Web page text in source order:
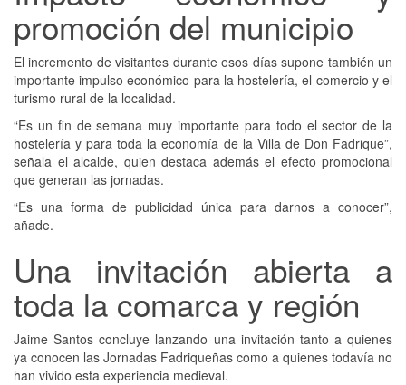
promoción del municipio
El incremento de visitantes durante esos días supone también un
importante impulso económico para la hostelería, el comercio y el
turismo rural de la localidad.
“Es un fin de semana muy importante para todo el sector de la
hostelería y para toda la economía de la Villa de Don Fadrique”,
señala el alcalde, quien destaca además el efecto promocional
que generan las jornadas.
“Es una forma de publicidad única para darnos a conocer”,
añade.
Una invitación abierta a
toda la comarca y región
Jaime Santos concluye lanzando una invitación tanto a quienes
ya conocen las Jornadas Fadriqueñas como a quienes todavía no
han vivido esta experiencia medieval.